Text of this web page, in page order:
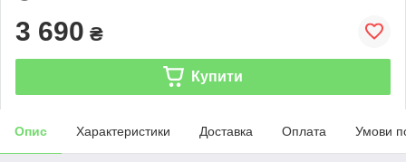
3 690 ₴
Купити
Опис Характеристики Доставка Оплата Умови